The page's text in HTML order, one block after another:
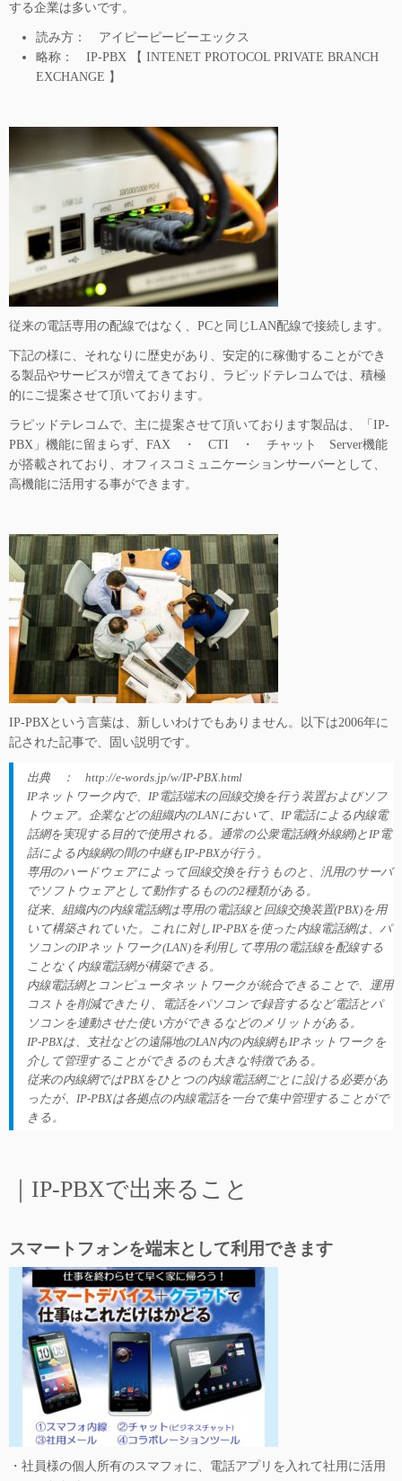
する企業は多いです。
読み方： アイピーピービーエックス
略称： IP-PBX 【 INTENET PROTOCOL PRIVATE BRANCH
EXCHANGE 】
従来の電話専用の配線ではなく、PCと同じLAN配線で接続します。
下記の様に、それなりに歴史があり、安定的に稼働することができ
る製品やサービスが増えてきており、ラピッドテレコムでは、積極
的にご提案させて頂いております。
ラピッドテレコムで、主に提案させて頂いております製品は、「IP-
PBX」機能に留まらず、FAX ・ CTI ・ チャット Server機能
が搭載されており、オフィスコミュニケーションサーバーとして、
高機能に活用する事ができます。
IP-PBXという言葉は、新しいわけでもありません。以下は2006年に
記された記事で、固い説明です。
出典 ： http://e-words.jp/w/IP-PBX.html
IPネットワーク内で、IP電話端末の回線交換を行う装置およびソフ
トウェア。企業などの組織内のLANにおいて、IP電話による内線電
話網を実現する目的で使用される。通常の公衆電話網(外線網)とIP電
話による内線網の間の中継もIP-PBXが行う。
専用のハードウェアによって回線交換を行うものと、汎用のサーバ
でソフトウェアとして動作するものの2種類がある。
従来、組織内の内線電話網は専用の電話線と回線交換装置(PBX)を用
いて構築されていた。これに対しIP-PBXを使った内線電話網は、パ
ソコンのIPネットワーク(LAN)を利用して専用の電話線を配線する
ことなく内線電話網が構築できる。
内線電話網とコンピュータネットワークが統合できることで、運用
コストを削減できたり、電話をパソコンで録音するなど電話とパ
ソコンを連動させた使い方ができるなどのメリットがある。
IP-PBXは、支社などの遠隔地のLAN内の内線網もIPネットワークを
介して管理することができるのも大きな特徴である。
従来の内線網ではPBXをひとつの内線電話網ごとに設ける必要があ
ったが、IP-PBXは各拠点の内線電話を一台で集中管理することがで
きる。
｜IP-PBXで出来ること
スマートフォンを端末として利用できます
・社員様の個人所有のスマフォに、電話アプリを入れて社用に活用